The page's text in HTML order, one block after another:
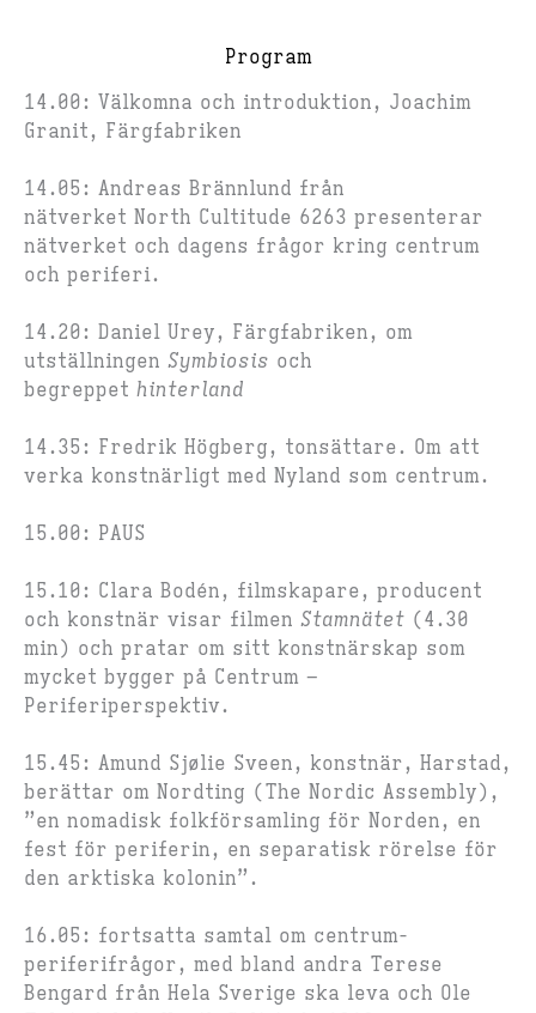
Program
14.00: Välkomna och introduktion, Joachim
Granit, Färgfabriken
14.05: Andreas Brännlund från
nätverket North Cultitude 6263 presenterar
nätverket och dagens frågor kring centrum
och periferi.
14.20: Daniel Urey, Färgfabriken, om
utställningen Symbiosis och
begreppet hinterland
14.35: Fredrik Högberg, tonsättare. Om att
verka konstnärligt med Nyland som centrum.
15.00: PAUS
15.10: Clara Bodén, filmskapare, producent
och konstnär visar filmen Stamnätet (4.30
min) och pratar om sitt konstnärskap som
mycket bygger på Centrum –
Periferiperspektiv.
15.45: Amund Sjølie Sveen, konstnär, Harstad,
berättar om Nordting (The Nordic Assembly),
”en nomadisk folkförsamling för Norden, en
fest för periferin, en separatisk rörelse för
den arktiska kolonin”.
16.05: fortsatta samtal om centrum-
periferifrågor, med bland andra Terese
Bengard från Hela Sverige ska leva och Ole